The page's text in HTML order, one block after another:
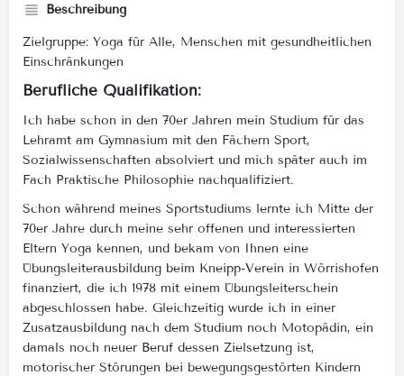
Beschreibung
Zielgruppe: Yoga für Alle, Menschen mit gesundheitlichen
Einschränkungen
Berufliche Qualifikation:
Ich habe schon in den 70er Jahren mein Studium für das
Lehramt am Gymnasium mit den Fächern Sport,
Sozialwissenschaften absolviert und mich später auch im
Fach Praktische Philosophie nachqualifiziert.
Schon während meines Sportstudiums lernte ich Mitte der
70er Jahre durch meine sehr offenen und interessierten
Eltern Yoga kennen, und bekam von Ihnen eine
Übungsleiterausbildung beim Kneipp-Verein in Wörrishofen
finanziert, die ich 1978 mit einem Übungsleiterschein
abgeschlossen habe. Gleichzeitig wurde ich in einer
Zusatzausbildung nach dem Studium noch Motopädin, ein
damals noch neuer Beruf dessen Zielsetzung ist,
motorischer Störungen bei bewegungsgestörten Kindern